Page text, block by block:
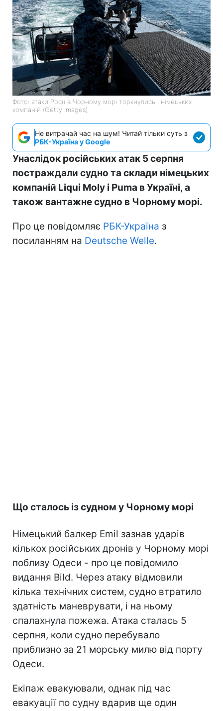
Фото: атаки Росії в Чорному морі торкнулись і німецьких
компаній (Getty Images)
Не витрачай час на шум! Читай тільки суть з
РБК-Україна у Google
Унаслідок російських атак 5 серпня
постраждали судно та склади німецьких
компаній Liqui Moly і Puma в Україні, а
також вантажне судно в Чорному морі.
Про це повідомляє РБК-Україна з
посиланням на Deutsche Welle.
Що сталось із судном у Чорному морі
Німецький балкер Emil зазнав ударів
кількох російських дронів у Чорному морі
поблизу Одеси - про це повідомило
видання Bild. Через атаку відмовили
кілька технічних систем, судно втратило
здатність маневрувати, і на ньому
спалахнула пожежа. Атака сталась 5
серпня, коли судно перебувало
приблизно за 21 морську милю від порту
Одеси.
Екіпаж евакуювали, однак під час
евакуації по судну вдарив ще один